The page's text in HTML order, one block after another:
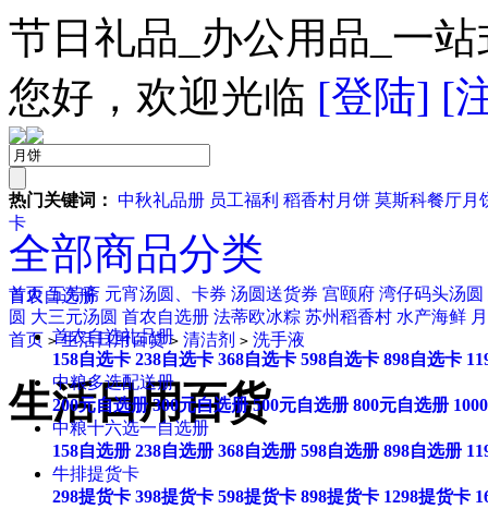
节日礼品_办公用品_一
您好，欢迎光临 [登陆] [
热门关键词： 中秋礼品册 员工福利 稻香村月饼 莫斯科餐厅月
卡
全部商品分类
首农自选册
首农自选礼品册
158自选卡 238自选卡 368自选卡 598自选卡 898自选卡
中粮多选配送册
200元自选册 300元自选册 500元自选册 800元自选册
中粮十六选一自选册
158自选册 238自选册 368自选册 598自选册 898自选册
牛排提货卡
298提货卡 398提货卡 598提货卡 898提货卡 1298提货卡
首页五芳斋 元宵汤圆、卡券 汤圆送货券 宫颐府 湾仔码头汤圆
圆 大三元汤圆 首农自选册 法蒂欧冰粽 苏州稻香村 水产海鲜
首页 > 生活日用百货 > 清洁剂 > 洗手液
生活日用百货